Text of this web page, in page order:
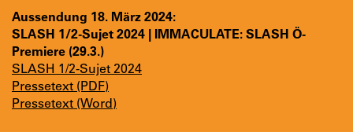
Aussendung 18. März 2024:
SLASH 1/2-Sujet 2024 | IMMACULATE: SLASH Ö-
Premiere (29.3.)
SLASH 1/2-Sujet 2024
Pressetext (PDF)
Pressetext (Word)